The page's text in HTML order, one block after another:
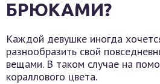
БРЮКАМИ?
Каждой девушке иногда
разнообразить свой
вещами. В таком случае на
кораллового цвета.